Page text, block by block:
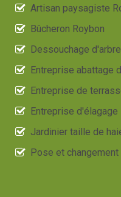
Artisan paysagiste
Bûcheron Roybon
Dessouchage
Entreprise abattage
Entreprise de
Entreprise d'élagage
Jardinier taille de
Pose et